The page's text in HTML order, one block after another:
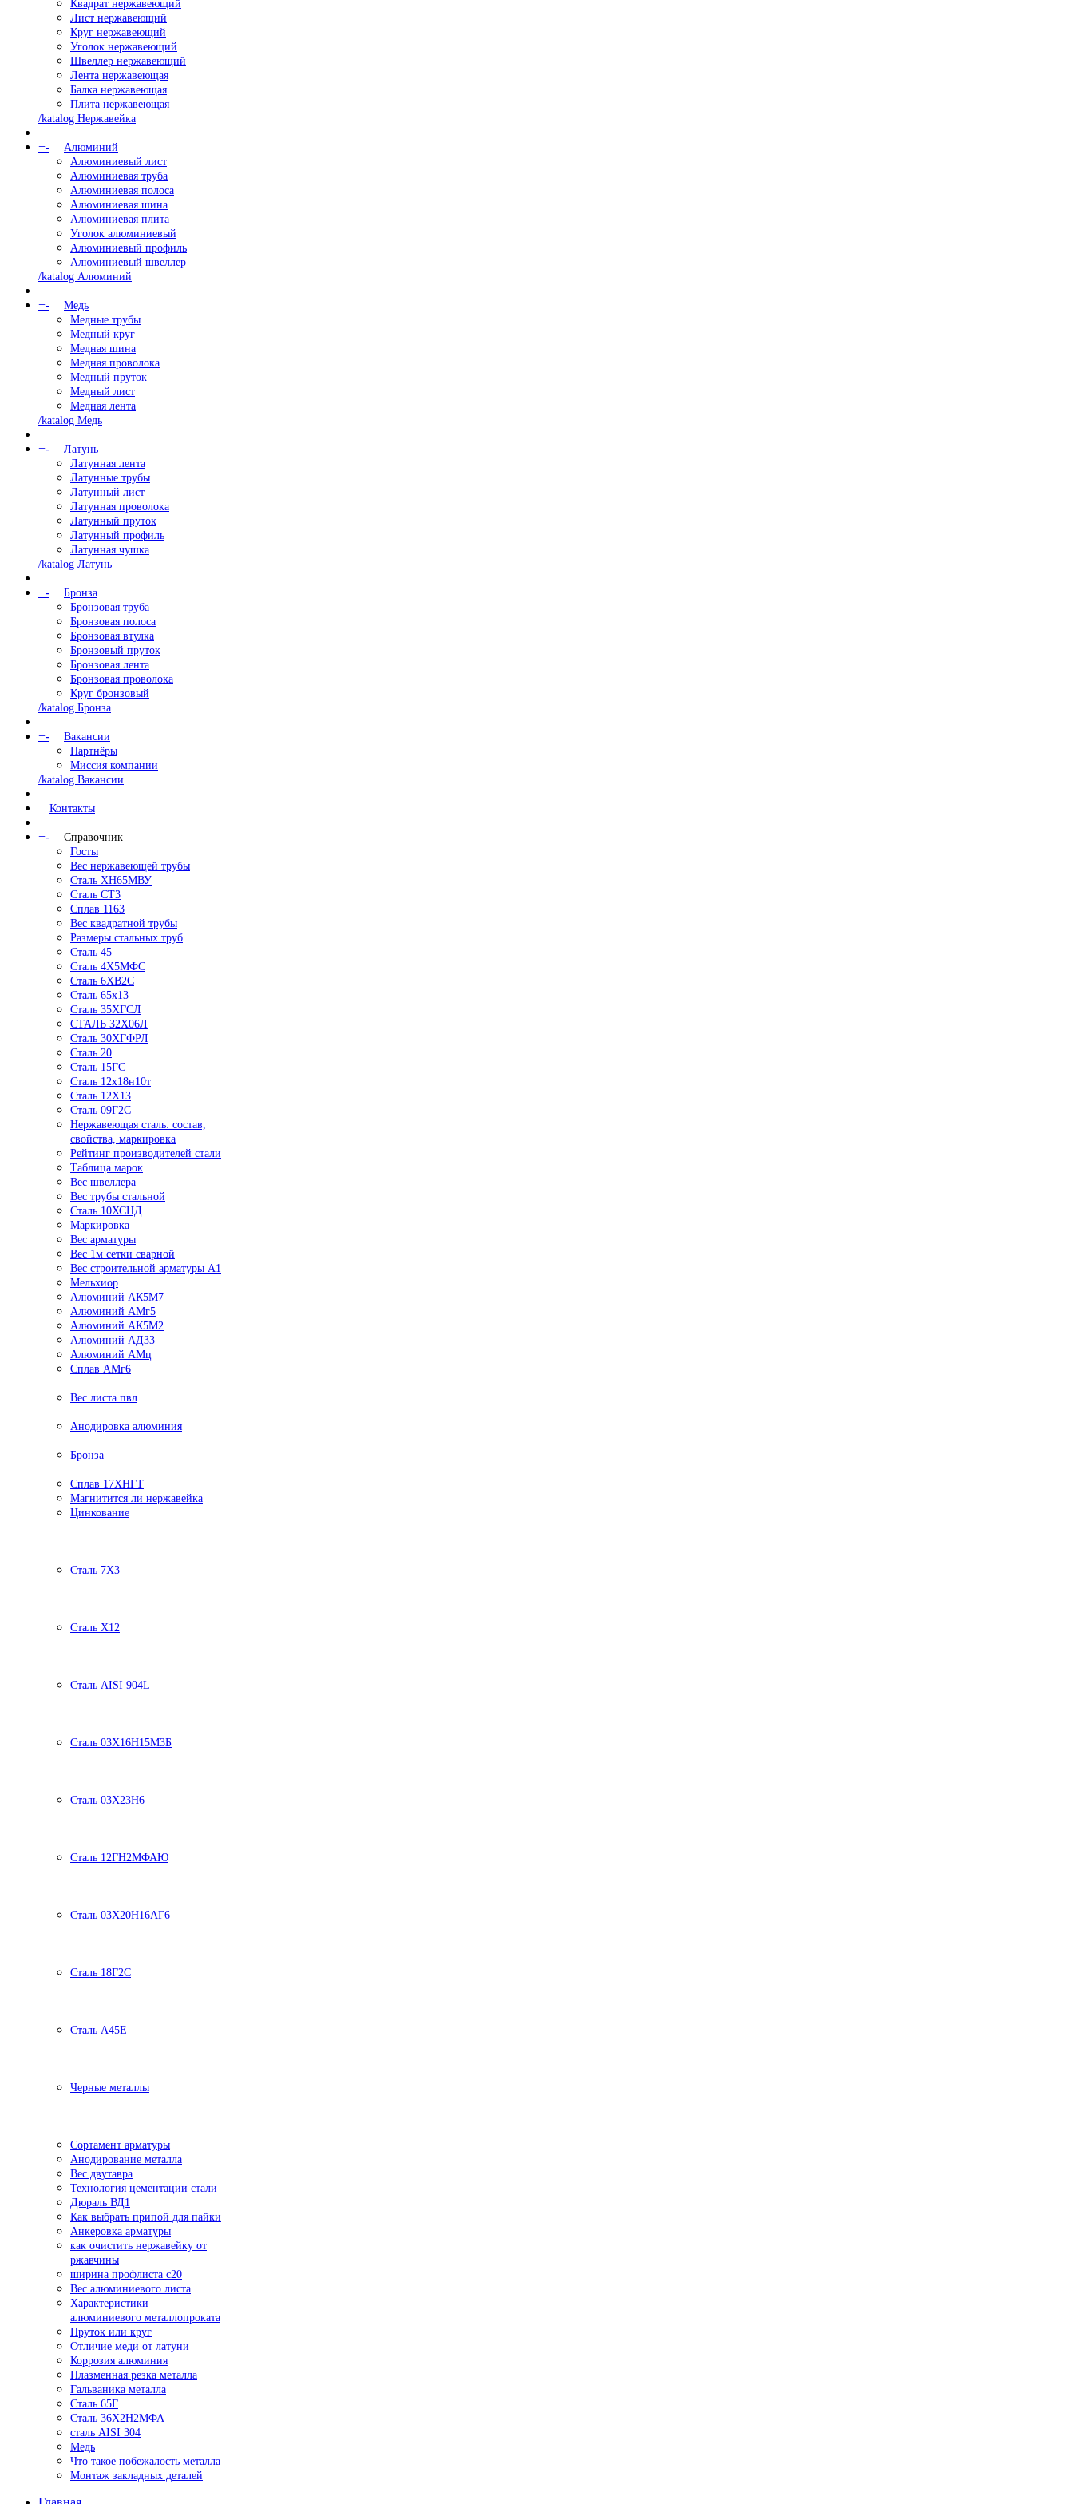
Квадрат нержавеющий
Лист нержавеющий
Круг нержавеющий
Уголок нержавеющий
Швеллер нержавеющий
Лента нержавеющая
Балка нержавеющая
Плита нержавеющая
/katalog Нержавейка
+-
Алюминий
Алюминиевый лист
Алюминиевая труба
Алюминиевая полоса
Алюминиевая шина
Алюминиевая плита
Уголок алюминиевый
Алюминиевый профиль
Алюминиевый швеллер
/katalog Алюминий
+-
Медь
Медные трубы
Медный круг
Медная шина
Медная проволока
Медный пруток
Медный лист
Медная лента
/katalog Медь
+-
Латунь
Латунная лента
Латунные трубы
Латунный лист
Латунная проволока
Латунный пруток
Латунный профиль
Латунная чушка
/katalog Латунь
+-
Бронза
Бронзовая труба
Бронзовая полоса
Бронзовая втулка
Бронзовый пруток
Бронзовая лента
Бронзовая проволока
Круг бронзовый
/katalog Бронза
+-
Вакансии
Партнёры
Миссия компании
/katalog Вакансии
Контакты
+-
Справочник
Госты
Вес нержавеющей трубы
Сталь ХН65МВУ
Сталь СТ3
Сплав 1163
Вес квадратной трубы
Размеры стальных труб
Сталь 45
Сталь 4Х5МФС
Сталь 6ХВ2С
Сталь 65х13
Сталь 35ХГСЛ
СТАЛЬ 32Х06Л
Сталь 30ХГФРЛ
Сталь 20
Сталь 15ГС
Сталь 12х18н10т
Сталь 12Х13
Сталь 09Г2С
Нержавеющая сталь: состав,
свойства, маркировка
Рейтинг производителей стали
Таблица марок
Вес швеллера
Вес трубы стальной
Сталь 10ХСНД
Маркировка
Вес арматуры
Вес 1м сетки сварной
Вес строительной арматуры А1
Мельхиор
Алюминий АК5М7
Алюминий АМг5
Алюминий АК5М2
Алюминий АД33
Алюминий АМц
Сплав АМг6
Вес листа пвл
Анодировка алюминия
Бронза
Сплав 17ХНГТ
Магнитится ли нержавейка
Цинкование
Сталь 7Х3
Сталь Х12
Сталь AISI 904L
Сталь 03Х16Н15М3Б
Сталь 03Х23Н6
Сталь 12ГН2МФАЮ
Сталь 03Х20Н16АГ6
Сталь 18Г2С
Сталь А45Е
Черные металлы
Сортамент арматуры
Анодирование металла
Вес двутавра
Технология цементации стали
Дюраль ВД1
Как выбрать припой для пайки
Анкеровка арматуры
как очистить нержавейку от
ржавчины
ширина профлиста с20
Вес алюминиевого листа
Характеристики
алюминиевого металлопроката
Пруток или круг
Отличие меди от латуни
Коррозия алюминия
Плазменная резка металла
Гальваника металла
Сталь 65Г
Сталь 36Х2Н2МФА
сталь AISI 304
Медь
Что такое побежалость металла
Монтаж закладных деталей